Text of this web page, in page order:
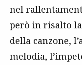
nel
però in risalto
della canzone,
melodia,